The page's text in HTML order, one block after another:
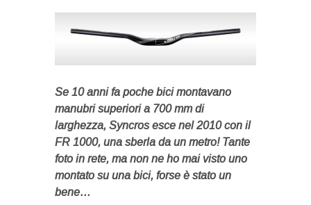
Se 10 anni fa poche bici montavano
manubri superiori a 700 mm di
larghezza, Syncros esce nel 2010 con il
FR 1000, una sberla da un metro! Tante
foto in rete, ma non ne ho mai visto uno
montato su una bici, forse è stato un
bene…